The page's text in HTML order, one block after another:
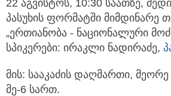
22 აგვისტოს, 10:30 საათზე,
პასუხის ფორმატში მიმდინარე
„ერთიანობა - ნაციონალური
სპიკერები: ირაკლი ნადირაძე,
მის: სააკაძის დაღმართი,
მე-6 სართ.